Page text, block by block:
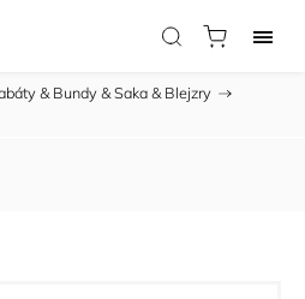
& Bundy & Saka & Blejzry /